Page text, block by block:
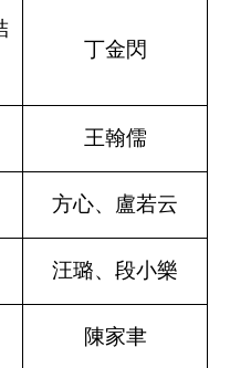
丁金閃
王翰儒
方心、盧若云
汪璐、段小樂
陳家聿